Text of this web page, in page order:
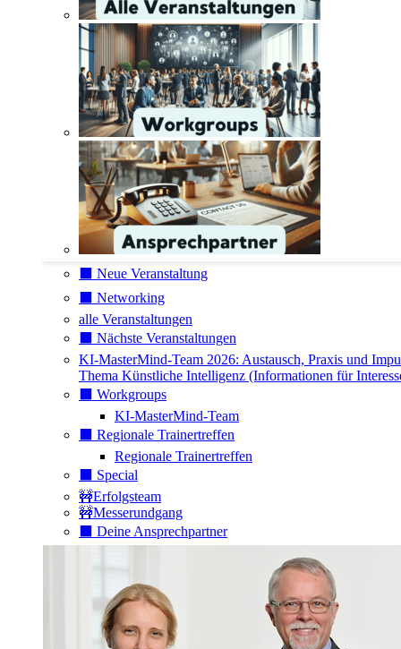
⬛️ Neue Veranstaltung
⬛️ Networking
alle Veranstaltungen
⬛️ Nächste Veranstaltungen
KI-MasterMind-Team 2026: Austausch, Praxis und
Thema Künstliche Intelligenz (Informationen für
⬛️ Workgroups
KI-MasterMind-Team
⬛️ Regionale Trainertreffen
Regionale Trainertreffen
⬛️ Special
🚧Erfolgsteam
🚧Messerundgang
⬛️ Deine Ansprechpartner